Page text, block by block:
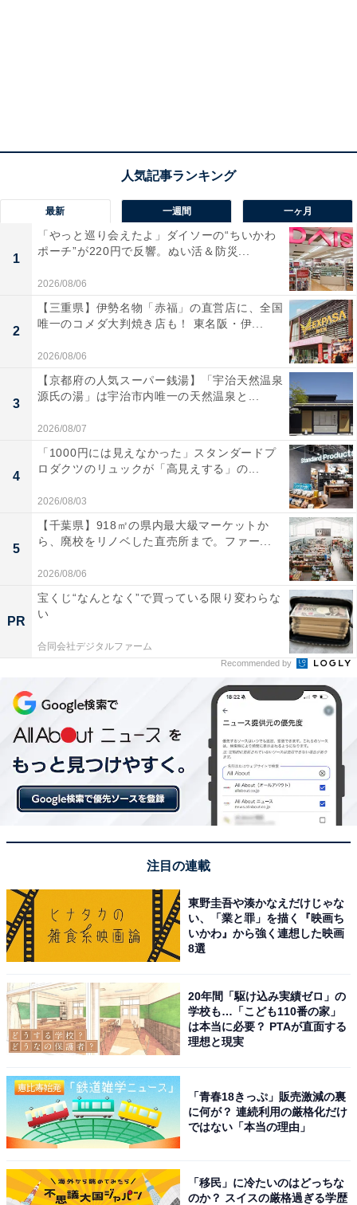
酒粕化粧水（しっとり／さっぱり）各450mL
●酒粕乳液
整肌成分ナイアシンアミド配合のさっぱりタイプ
と、保湿成分ヒアルロン酸Na、水溶性コラーゲン、
セラミドNP配合のしっとりタイプの2種展開です。
酒粕乳液（しっとり/さっぱり）各120g
保湿成分が角層まで浸透し、肌のコンディションを
整えるさっぱりタイプと、ハリやうるおいを与え、
最新 一週間 一ヶ月
1
「やっと巡り会えたよ」ダイソーの“ちいかわ
ポーチ”が220円で反響。ぬい活＆防災...
2026/08/06
2
【三重県】伊勢名物「赤福」の直営店に、全国
唯一のコメダ大判焼き店も！ 東名阪・伊...
2026/08/06
3
【京都府の人気スーパー銭湯】「宇治天然温泉
源氏の湯」は宇治市内唯一の天然温泉と...
2026/08/07
4
「1000円には見えなかった」スタンダードプ
ロダクツのリュックが「高見えする」の...
2026/08/03
5
【千葉県】918㎡の県内最大級マーケットか
ら、廃校をリノベした直売所まで。ファー...
2026/08/06
PR
宝くじ“なんとなく”で買っている限り変わらな
い
合同会社デジタルファーム
Recommended by
注目の連載
東野圭吾や湊かなえだけじゃな
い、「業と罪」を描く『映画ち
いかわ』から強く連想した映画
8選
20年間「駆け込み実績ゼロ」の
学校も…「こども110番の家」
は本当に必要？ PTAが直面する
理想と現実
「青春18きっぷ」販売激減の裏
に何が？ 連続利用の厳格化だけ
ではない「本当の理由」
「移民」に冷たいのはどっちな
のか？ スイスの厳格過ぎる学歴